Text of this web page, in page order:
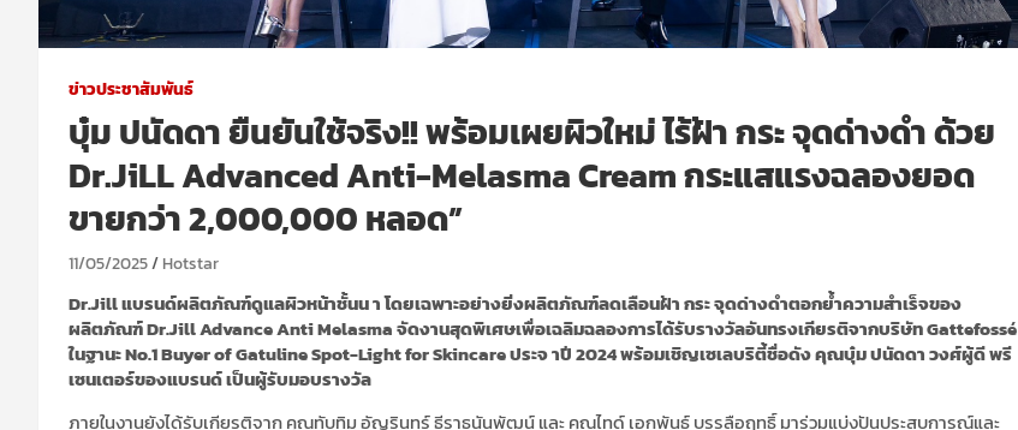
ข่าวประชาสัมพันธ์
บุ๋ม ปนัดดา ยืนยันใช้จริง!! พร้อมเผยผิวใหม่ ไร้ฝ้า กระ จุดด่างดำ ด้วย
Dr.JiLL Advanced Anti-Melasma Cream กระแสแรงฉลองยอด
ขายกว่า 2,000,000 หลอด”
11/05/2025 Hotstar
Dr.Jill แบรนด์ผลิตภัณฑ์ดูแลผิวหน้าชั้นน า โดยเฉพาะอย่างยิ่งผลิตภัณฑ์ลดเลือนฝ้า กระ จุดด่างดำตอกย้ำความสำเร็จของ
ผลิตภัณฑ์ Dr.Jill Advance Anti Melasma จัดงานสุดพิเศษเพื่อเฉลิมฉลองการได้รับรางวัลอันทรงเกียรติจากบริษัท Gattefossé
ในฐานะ No.1 Buyer of Gatuline Spot-Light for Skincare ประจ าปี 2024 พร้อมเชิญเซเลบริตี้ชื่อดัง คุณบุ๋ม ปนัดดา วงศ์ผู้ดี พรี
เซนเตอร์ของแบรนด์ เป็นผู้รับมอบรางวัล
ภายในงานยังได้รับเกียรติจาก คุณทับทิม อัญรินทร์ ธีราธนันพัฒน์ และ คุณไทด์ เอกพันธ์ บรรลือฤทธิ์ มาร่วมแบ่งปันประสบการณ์และ